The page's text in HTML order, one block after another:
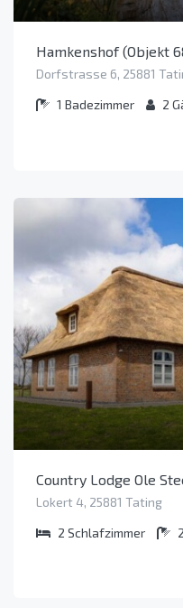
Hamkenshof (Objekt
Dorfstrasse 6, 25881
1 Badezimmer 2
Country Lodge Ole
Lokert 4, 25881 Tating
2 Schlafzimmer 2